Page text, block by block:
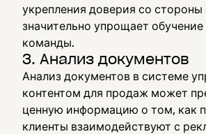
укрепления доверия со стороны
значительно упрощает
команды.
3. Анализ документов
Анализ документов в системе
контентом для продаж может
ценную информацию о том, как
клиенты взаимодействуют с